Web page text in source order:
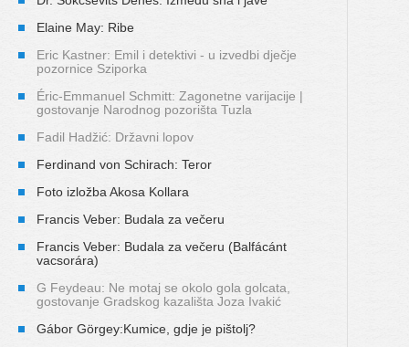
Elaine May: Ribe
Eric Kastner: Emil i detektivi - u izvedbi dječje
pozornice Sziporka
Éric-Emmanuel Schmitt: Zagonetne varijacije |
gostovanje Narodnog pozorišta Tuzla
Fadil Hadžić: Državni lopov
Ferdinand von Schirach: Teror
Foto izložba Akosa Kollara
Francis Veber: Budala za večeru
Francis Veber: Budala za večeru (Balfácánt
vacsorára)
G Feydeau: Ne motaj se okolo gola golcata,
gostovanje Gradskog kazališta Joza Ivakić
Gábor Görgey:Kumice, gdje je pištolj?